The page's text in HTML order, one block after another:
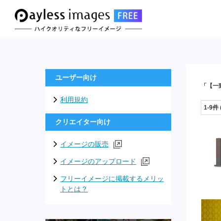
「【
1-9件
ユーザー向け
利用規約
クリエイター向け
イメージの販売
イメージのアップロード
フリーイメージに掲載するメリッ
トとは？